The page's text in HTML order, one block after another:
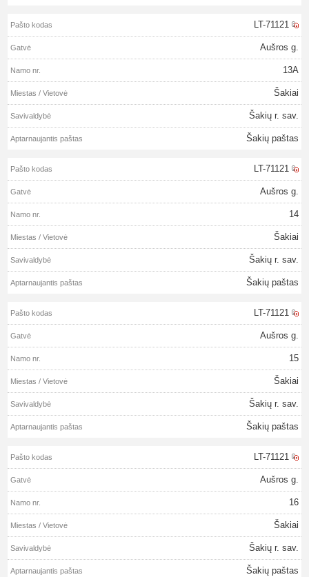
LT-71121
Aušros g.
13A
Šakiai
Šakių r. sav.
Šakių paštas
LT-71121
Aušros g.
14
Šakiai
Šakių r. sav.
Šakių paštas
LT-71121
Aušros g.
15
Šakiai
Šakių r. sav.
Šakių paštas
LT-71121
Aušros g.
16
Šakiai
Šakių r. sav.
Šakių paštas